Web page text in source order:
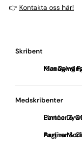
Skribent
Kim
Managing
Medskribenter
Linnéa
Partner &
Argjira
Partner &
👉 Kontakta oss här!